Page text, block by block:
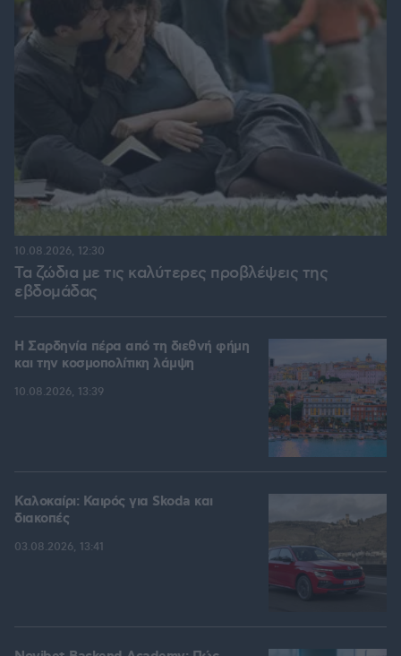
Τα ζώδια με τις καλύτερες προβλέψεις της
εβδομάδας
10.08.2026, 12:30
Η Σαρδηνία πέρα από τη διεθνή φήμη
και την κοσμοπολίτικη λάμψη
10.08.2026, 13:39
Καλοκαίρι: Καιρός για Skoda και
διακοπές
03.08.2026, 13:41